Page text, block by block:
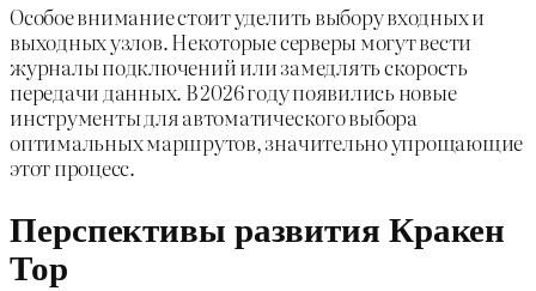
Особое внимание стоит уделить выбору входных и
выходных узлов. Некоторые серверы могут вести
журналы подключений или замедлять скорость
передачи данных. В 2026 году появились новые
инструменты для автоматического выбора
оптимальных маршрутов, значительно упрощающие
этот процесс.
Перспективы развития Кракен
Тор